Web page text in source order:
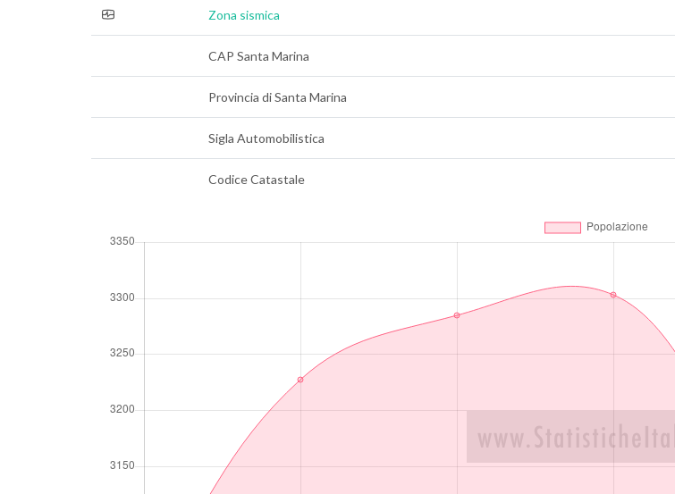
Zona sismica
CAP Santa Marina
Provincia di Santa Marina
Sigla Automobilistica
Codice Catastale